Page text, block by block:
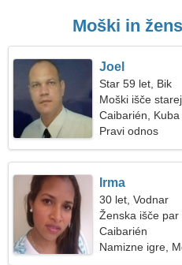
Moški in
Joel
Star 59 let, Bik
Moški išče
Caibarién, Kuba
Pravi odnos
Irma
30 let, Vodnar
Ženska išče par
Caibarién
Namizne igre,